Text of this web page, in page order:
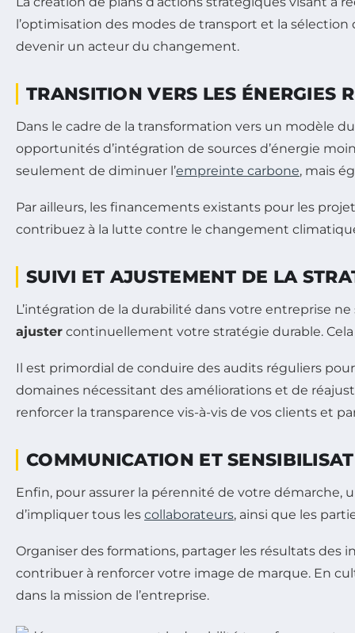
l’optimisation des modes de transport et la
devenir un acteur du changement.
TRANSITION VERS LES ÉNERGIES
Dans le cadre de la transformation vers un modèle
opportunités d’intégration de sources d’énergie
seulement de diminuer l’empreinte carbone, mais
Par ailleurs, les financements existants pour les
contribuez à la lutte contre le changement
SUIVI ET AJUSTEMENT DE LA
L’intégration de la durabilité dans votre entreprise
ajuster continuellement votre stratégie durable.
Il est primordial de conduire des audits réguliers
domaines nécessitant des améliorations et de
renforcer la transparence vis-à-vis de vos clients et
COMMUNICATION ET
Enfin, pour assurer la pérennité de votre démarche,
d’impliquer tous les collaborateurs, ainsi que les
Organiser des formations, partager les résultats
contribuer à renforcer votre image de marque. En
dans la mission de l’entreprise.